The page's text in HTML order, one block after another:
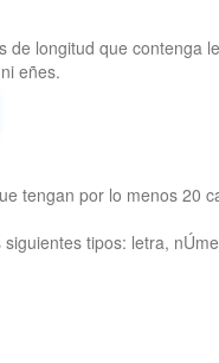
longitud que contenga
eñes.
tengan por lo menos 20
tipos: letra,